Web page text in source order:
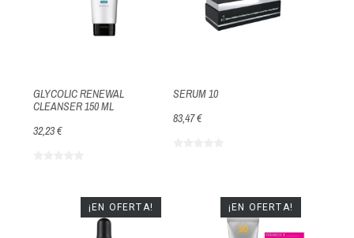
GLYCOLIC RENEWAL
CLEANSER 150 ML
32,23 €
SERUM 10
83,47 €
¡EN OFERTA! ¡EN OFERTA!